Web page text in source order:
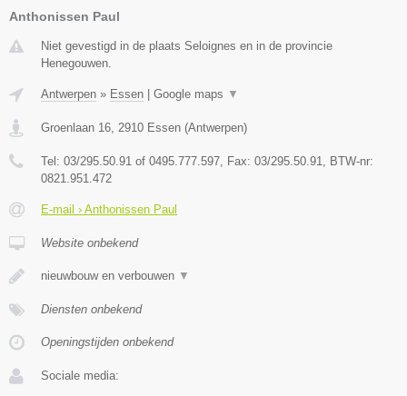
Anthonissen Paul
Niet gevestigd in de plaats Seloignes en in de provincie
Henegouwen.
Antwerpen » Essen | Google maps ▼
Groenlaan 16 2910 Essen (Antwerpen)
Tel: 03/295.50.91 of 0495.777.597 , Fax: 03/295.50.91
, BTW-nr:
0821.951.472
E-mail › Anthonissen Paul
Website onbekend
nieuwbouw en verbouwen ▼
Diensten onbekend
Openingstijden onbekend
Sociale media: